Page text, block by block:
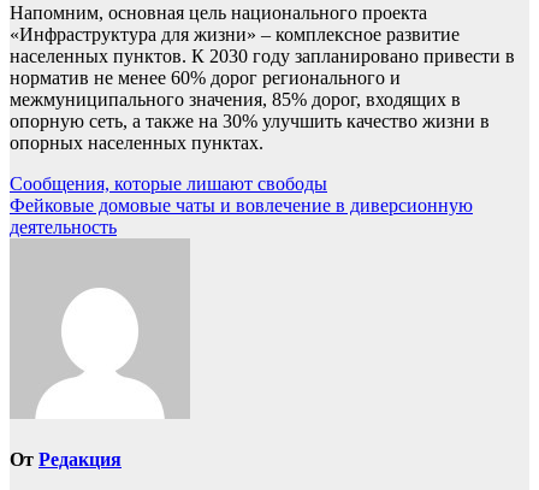
Напомним, основная цель национального проекта
«Инфраструктура для жизни» – комплексное развитие
населенных пунктов. К 2030 году запланировано привести в
норматив не менее 60% дорог регионального и
межмуниципального значения, 85% дорог, входящих в
опорную сеть, а также на 30% улучшить качество жизни в
опорных населенных пунктах.
Навигация
по
Сообщения, которые лишают свободы
Фейковые домовые чаты и вовлечение в диверсионную
деятельность
От Редакция